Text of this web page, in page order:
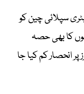
سپلائی چین کو
کا بھی حصہ
انحصار کم کیا جا